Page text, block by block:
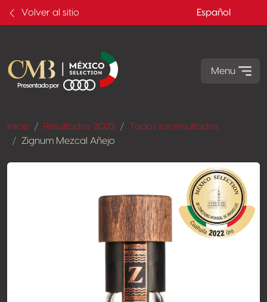
Volver al sitio Español
Menu
Inicio Resultados 2022
Todos los resultados
Zignum Mezcal Añejo